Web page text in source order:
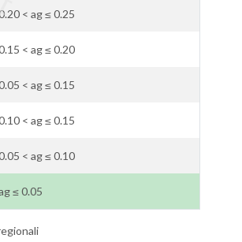
< ag ≤ 0.25
< ag ≤ 0.20
< ag ≤ 0.15
< ag ≤ 0.15
< ag ≤ 0.10
≤ 0.05